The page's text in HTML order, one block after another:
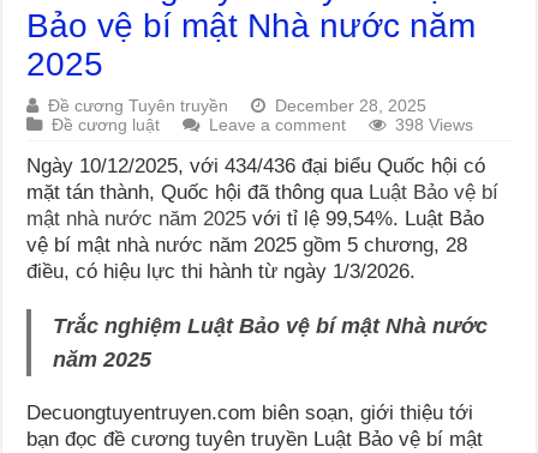
Bảo vệ bí mật Nhà nước năm
2025
Đề cương Tuyên truyền
December 28, 2025
Đề cương luật
Leave a comment 398 Views
Ngày 10/12/2025, với 434/436 đại biểu Quốc hội có
mặt tán thành, Quốc hội đã thông qua Luật Bảo vệ bí
mật nhà nước năm 2025 với tỉ lệ 99,54%. Luật Bảo
vệ bí mật nhà nước năm 2025 gồm 5 chương, 28
điều, có hiệu lực thi hành từ ngày 1/3/2026.
Trắc nghiệm Luật Bảo vệ bí mật Nhà nước
năm 2025
Decuongtuyentruyen.com biên soạn, giới thiệu tới
bạn đọc đề cương tuyên truyền Luật Bảo vệ bí mật